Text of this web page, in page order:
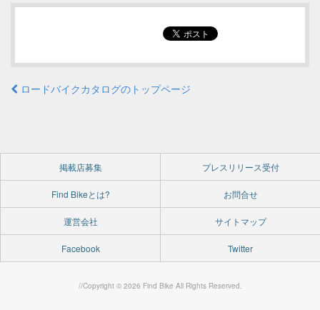
ロードバイクカタログのトップページ
掲載店募集 プレスリリース受付
Find Bikeとは? お問合せ
運営会社 サイトマップ
Facebook Twitter
//Copyright © 2026 Find Bike All Rights Reserved.